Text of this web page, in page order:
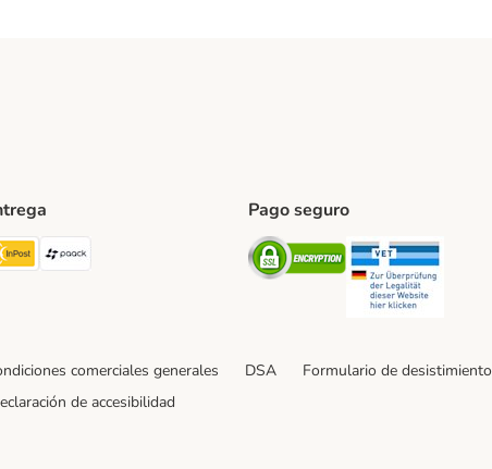
MethodShipping Method
InPost Shipping Method
paack Shipping Method
Pago seguro
Security
comerciales generales DSA Formulario de desistimiento
de accesibilidad